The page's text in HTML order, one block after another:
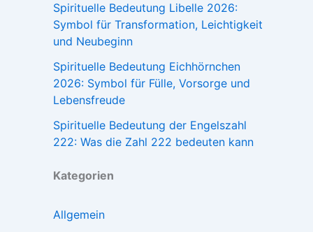
Spirituelle Bedeutung Libelle 2026:
Symbol für Transformation, Leichtigkeit
und Neubeginn
Spirituelle Bedeutung Eichhörnchen
2026: Symbol für Fülle, Vorsorge und
Lebensfreude
Spirituelle Bedeutung der Engelszahl
222: Was die Zahl 222 bedeuten kann
Kategorien
Allgemein